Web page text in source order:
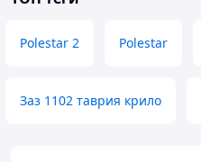
Polestar 2 Polestar
Заз 1102 таврия крило